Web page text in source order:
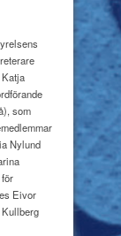
som
Nylund
Eivor